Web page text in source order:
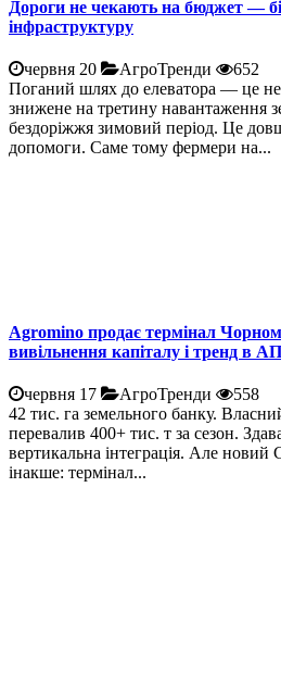
Дороги не чекають на бюджет —
інфраструктуру
червня 20 АгроТренди
652
Поганий шлях до елеватора — це не
знижене на третину навантаження
бездоріжжя зимовий період. Це
допомоги. Саме тому фермери на...
Agromino продає термінал
вивільнення капіталу і тренд в
червня 17 АгроТренди
558
42 тис. га земельного банку.
перевалив 400+ тис. т за сезон.
вертикальна інтеграція. Але
інакше: термінал...